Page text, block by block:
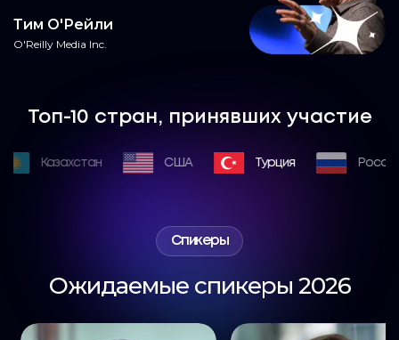
Тим О'Рейли
O'Reilly Media Inc.
Топ-10 стран, принявших участие
Казахстан США Турция Россия
Спикеры
Ожидаемые спикеры 2026